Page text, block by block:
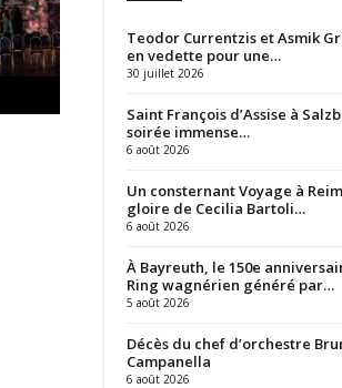
Teodor Currentzis et Asmik
en vedette pour une…
30 juillet 2026
Saint François d’Assise à
soirée immense…
6 août 2026
Un consternant Voyage à
gloire de Cecilia Bartoli…
6 août 2026
À Bayreuth, le 150e
Ring wagnérien généré par…
5 août 2026
Décès du chef d’orchestre
Campanella
6 août 2026